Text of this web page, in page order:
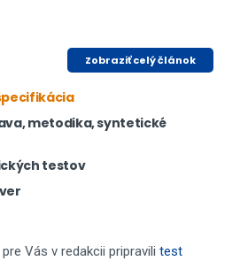
Zobraziť celý článok
metodika, syntetické
testov
Vás v redakcii pripravili test